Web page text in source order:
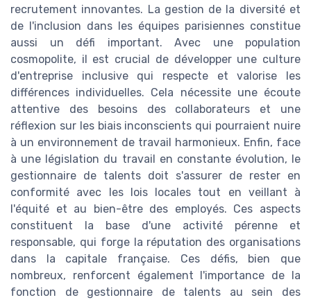
recrutement innovantes. La gestion de la diversité et
de l'inclusion dans les équipes parisiennes constitue
aussi un défi important. Avec une population
cosmopolite, il est crucial de développer une culture
d'entreprise inclusive qui respecte et valorise les
différences individuelles. Cela nécessite une écoute
attentive des besoins des collaborateurs et une
réflexion sur les biais inconscients qui pourraient nuire
à un environnement de travail harmonieux. Enfin, face
à une législation du travail en constante évolution, le
gestionnaire de talents doit s'assurer de rester en
conformité avec les lois locales tout en veillant à
l'équité et au bien-être des employés. Ces aspects
constituent la base d'une activité pérenne et
responsable, qui forge la réputation des organisations
dans la capitale française. Ces défis, bien que
nombreux, renforcent également l'importance de la
fonction de gestionnaire de talents au sein des